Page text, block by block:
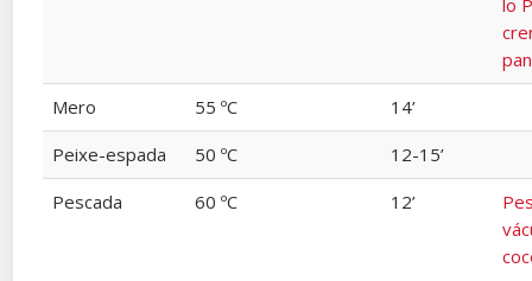
lo
Mero
55 ºC
14’
Peixe-espada
50 ºC
12-15’
Pescada
60 ºC 12’